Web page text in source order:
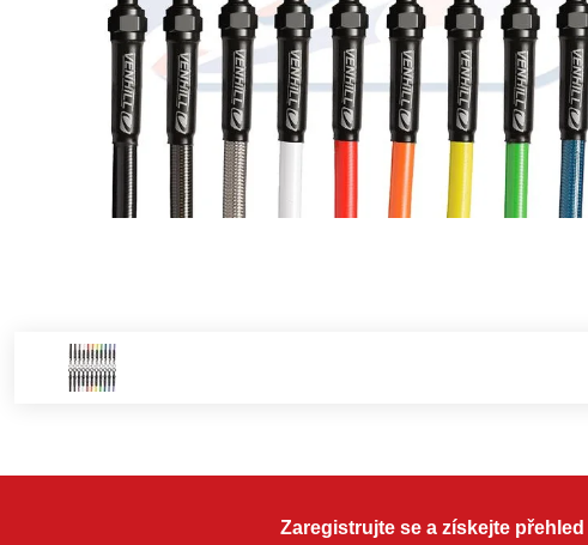
Zaregistrujte se a získejte